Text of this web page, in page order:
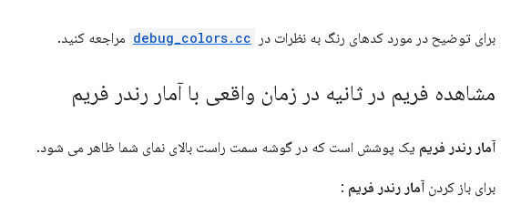
برای توضیح در مورد کدهای رنگ به نظرات در debug_colors.cc مراجعه کنید.
مشاهده فریم در ثانیه در زمان واقعی با آمار رندر فریم
آمار رندر فریم یک پوشش است که در گوشه سمت راست بالای نمای شما ظاهر می شود.
برای باز کردن آمار رندر فریم :